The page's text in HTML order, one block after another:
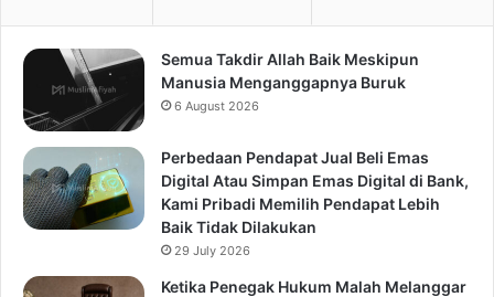
Semua Takdir Allah Baik Meskipun
Manusia Menganggapnya Buruk
6 August 2026
Perbedaan Pendapat Jual Beli Emas
Digital Atau Simpan Emas Digital di Bank,
Kami Pribadi Memilih Pendapat Lebih
Baik Tidak Dilakukan
29 July 2026
Ketika Penegak Hukum Malah Melanggar